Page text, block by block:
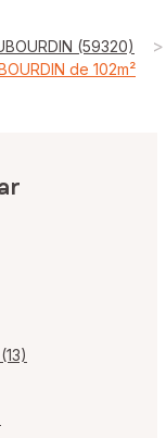
(59320) >
de 102m²